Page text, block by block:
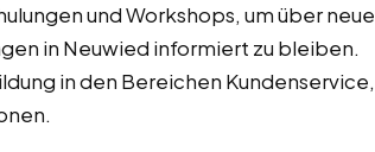
und Workshops, um über neue
in Neuwied informiert zu bleiben.
in den Bereichen Kundenservice,